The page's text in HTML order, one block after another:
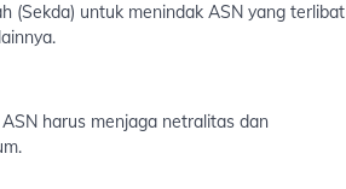
(Sekda) untuk menindak ASN yang terlibat
harus menjaga netralitas dan